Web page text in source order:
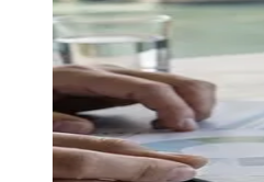
Panorama Econômico
Para Sua Empresa
Anuncie no Portal
Verificar Empresa
Novo
Anunciar VagasNovo
Publicidade Legal